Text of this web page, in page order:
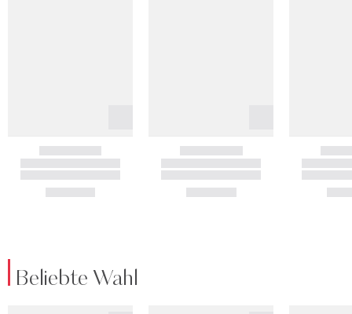
Beliebte Wahl